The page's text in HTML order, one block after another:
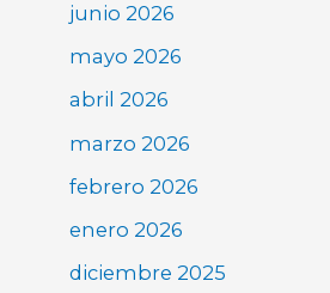
junio 2026
mayo 2026
abril 2026
marzo 2026
febrero 2026
enero 2026
diciembre 2025